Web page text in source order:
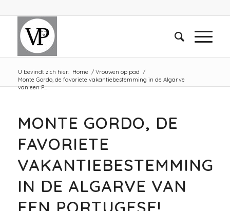
U bevindt zich hier: Home / Vrouwen op pad /
Monte Gordo, de favoriete vakantiebestemming in de Algarve
van een P...
MONTE GORDO, DE
FAVORIETE
VAKANTIEBESTEMMING
IN DE ALGARVE VAN
EEN PORTUGESE!